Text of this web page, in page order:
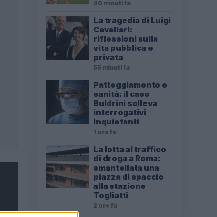
40 minuti fa
La tragedia di Luigi
Cavallari:
riflessioni sulla
vita pubblica e
privata
55 minuti fa
Patteggiamento e
sanità: il caso
Buldrini solleva
interrogativi
inquietanti
1 ora fa
La lotta al traffico
di droga a Roma:
smantellata una
piazza di spaccio
alla stazione
Togliatti
2 ore fa